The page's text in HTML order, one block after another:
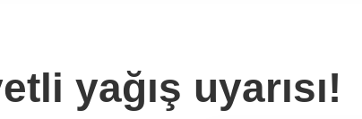
yağış uyarısı!